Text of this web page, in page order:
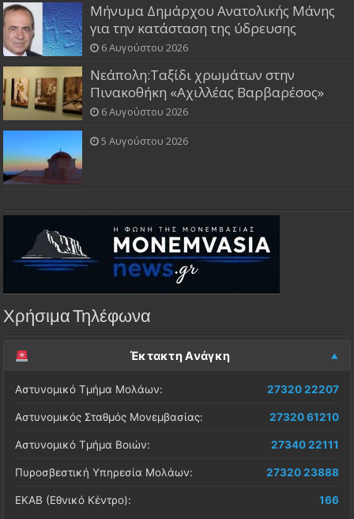
Μήνυμα Δημάρχου Ανατολικής Μάνης
για την κατάσταση της ύδρευσης
6 Αυγούστου 2026
Νεάπολη:Ταξίδι χρωμάτων στην
Πινακοθήκη «Αχιλλέας Βαρβαρέσος»
6 Αυγούστου 2026
5 Αυγούστου 2026
Χρήσιμα Τηλέφωνα
Έκτακτη Ανάγκη
Αστυνομικό Τμήμα Μολάων: 27320 22207
Αστυνομικός Σταθμός Μονεμβασίας: 27320 61210
Αστυνομικό Τμήμα Βοιών: 27340 22111
Πυροσβεστική Υπηρεσία Μολάων: 27320 23888
ΕΚΑΒ (Εθνικό Κέντρο): 166